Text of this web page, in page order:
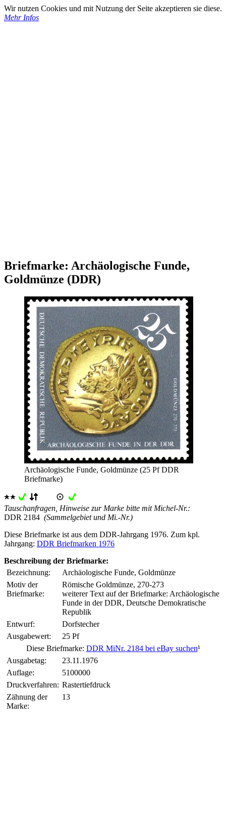
Wir nutzen Cookies und mit Nutzung der Seite akzeptieren sie diese.
Mehr Infos
Briefmarke: Archäologische Funde,
Goldmünze (DDR)
Archäologische Funde, Goldmünze (25 Pf DDR
Briefmarke)
Tauschanfragen, Hinweise zur Marke bitte mit Michel-Nr.:
DDR 2184 (Sammelgebiet und Mi.-Nr.)
Diese Briefmarke ist aus dem DDR-Jahrgang 1976. Zum kpl.
Jahrgang: DDR Briefmarken 1976
Beschreibung der Briefmarke:
Bezeichnung:
Archäologische Funde, Goldmünze
Motiv der
Briefmarke:
Römische Goldmünze, 270-273
weiterer Text auf der Briefmarke: Archäologische
Funde in der DDR, Deutsche Demokratische
Republik
Entwurf:
Dorfstecher
Ausgabewert:
25 Pf
Diese Briefmarke: DDR MiNr. 2184 bei eBay suchen¹
Ausgabetag:
23.11.1976
Auflage:
5100000
Druckverfahren: Rastertiefdruck
Zähnung der
Marke:
13